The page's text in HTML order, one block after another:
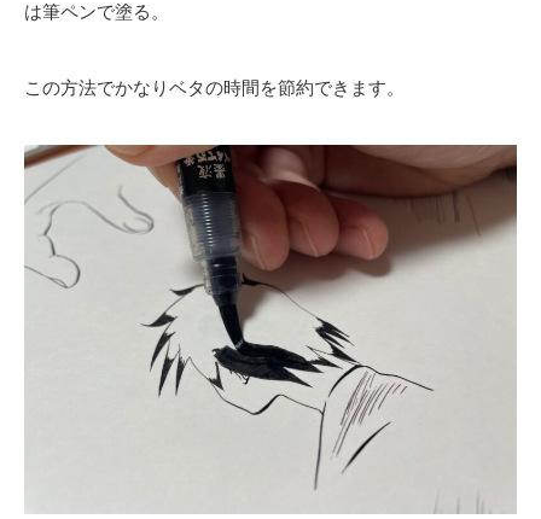
は筆ペンで塗る。
この方法でかなりベタの時間を節約できます。